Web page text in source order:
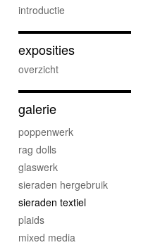
introductie
exposities
overzicht
galerie
poppenwerk
rag dolls
glaswerk
sieraden hergebruik
sieraden textiel
plaids
mixed media